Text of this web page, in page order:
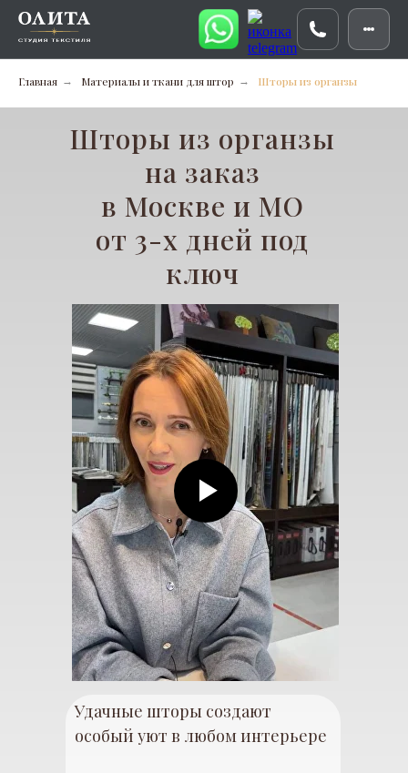
Главная → Материалы и ткани для штор → Шторы из органзы
Шторы из органзы
на заказ
в Москве и МО
от 3-х дней под
ключ
Удачные шторы создают
особый уют в любом интерьере